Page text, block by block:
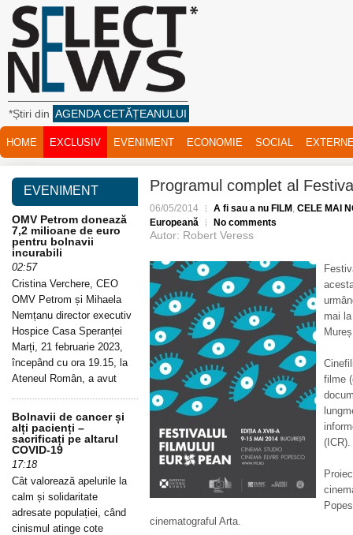
*Știri din AGENDA CETĂȚEANULUI
HOME EXCLUSIV EVENIMENT ECONOMIE SOCIAL
Programul complet al
06/05/2014 A fi sau a nu FILM , CELE MAI
Europeană
No comments
Autor: Robert Veress
mai
filme
(ICR).
cinematograful Arta.
EVENIMENT
OMV Petrom donează
7,2 milioane de euro
pentru bolnavii
incurabili
02:57
Cristina Verchere, CEO
OMV Petrom și Mihaela
Nemțanu director executiv
Hospice Casa Speranței
Marți, 21 februarie 2023,
începând cu ora 19.15, la
Ateneul Român, a avut
Bolnavii de cancer și
alți pacienți –
sacrificați pe altarul
COVID-19
17:18
Cât valorează apelurile la
calm și solidaritate
adresate populației, când
cinismul atinge cote